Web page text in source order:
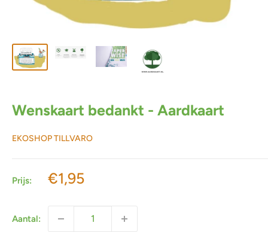
Wenskaart bedankt - Aardkaart
EKOSHOP TILLVARO
Prijs: Actieprijs
€1,95
Aantal: